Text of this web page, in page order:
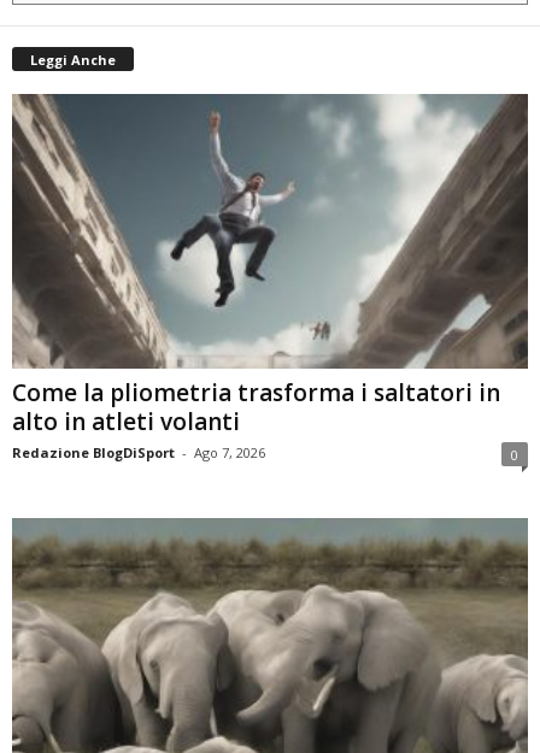
Leggi Anche
Come la pliometria trasforma i saltatori in
alto in atleti volanti
Redazione BlogDiSport - Ago 7, 2026 0